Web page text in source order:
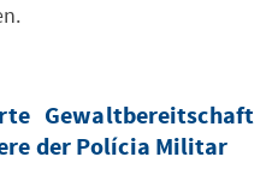
Gewaltbereitschaft
der Polícia Militar